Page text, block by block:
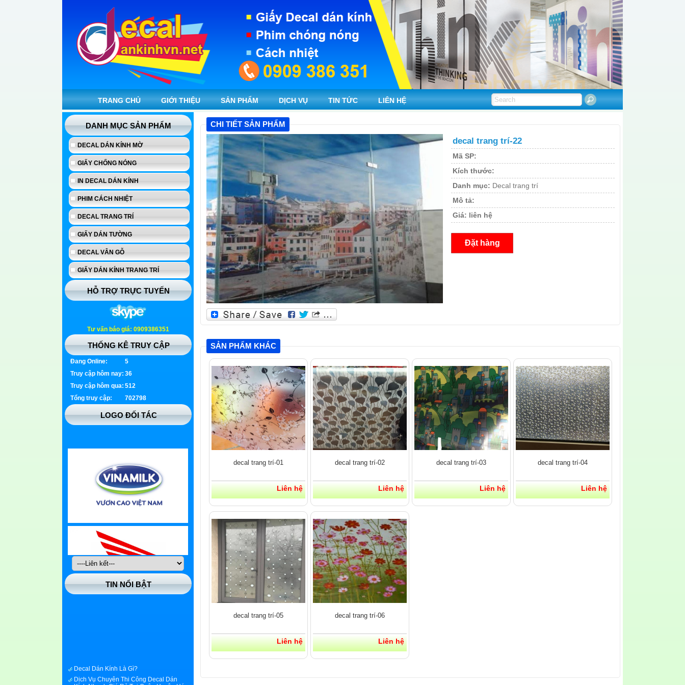
TRANG CHỦ GIỚI THIỆU SẢN PHẨM DỊCH VỤ TIN TỨC LIÊN HỆ
CHI TIẾT SẢN PHẨM
decal trang trí-22
Mã SP:
Kích thước:
Danh mục: Decal trang trí
Mô tả:
Giá: liên hệ
Đặt hàng
SẢN PHẨM KHÁC
decal trang trí-01
Liên hệ
decal trang trí-02
Liên hệ
decal trang trí-03
Liên hệ
decal trang trí-04
Liên hệ
decal trang trí-05
Liên hệ
decal trang trí-06
Liên hệ
DANH MỤC SẢN PHẨM
DECAL DÁN KÍNH MỜ
GIẤY CHỐNG NÓNG
IN DECAL DÁN KÍNH
PHIM CÁCH NHIỆT
DECAL TRANG TRÍ
GIẤY DÁN TƯỜNG
DECAL VÂN GỖ
GIẤY DÁN KÍNH TRANG TRÍ
HỖ TRỢ TRỰC TUYẾN
Tư vấn báo giá: 0909386351
THỐNG KÊ TRUY CẬP
Đang Online:
5
Truy cập hôm nay: 36
Truy cập hôm qua: 512
Tổng truy cập:
702798
LOGO ĐỐI TÁC
TIN NỔI BẬT
Dịch Vụ Chuyên Thi Công Decal Dán
Kính Nhanh Giá Rẻ Tại Quận Huyện Hóc